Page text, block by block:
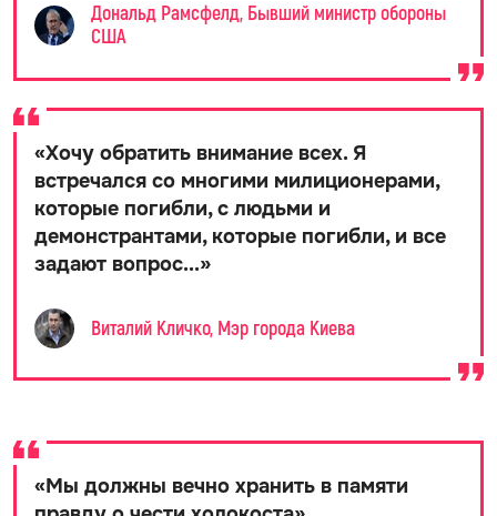
Дональд Рамсфелд, Бывший министр обороны
США
«Хочу обратить внимание всех. Я
встречался со многими милиционерами,
которые погибли, с людьми и
демонстрантами, которые погибли, и все
задают вопрос...»
Виталий Кличко, Мэр города Киева
«Мы должны вечно хранить в памяти